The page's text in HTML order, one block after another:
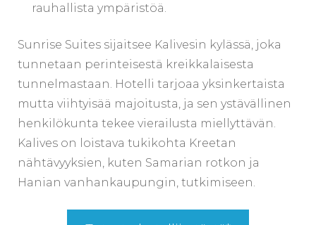
rauhallista ympäristöä.
Sunrise Suites sijaitsee Kalivesin kylässä, joka
tunnetaan perinteisestä kreikkalaisesta
tunnelmastaan. Hotelli tarjoaa yksinkertaista
mutta viihtyisää majoitusta, ja sen ystävällinen
henkilökunta tekee vierailusta miellyttävän.
Kalives on loistava tukikohta Kreetan
nähtävyyksien, kuten Samarian rotkon ja
Hanian vanhankaupungin, tutkimiseen.